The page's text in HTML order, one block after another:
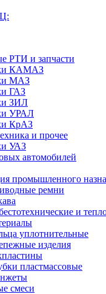
РТИ и запчасти
КАМАЗ
МАЗ
ГАЗ
ЗИЛ
УРАЛ
КрАЗ
и прочее
УАЗ
автомобилей
промышленного
ремни
и
уплотнительные
изделия
пластмассовые
смеси